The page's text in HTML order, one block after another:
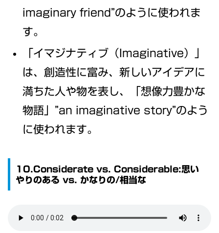
imaginary friend”のように使われま
す。
「イマジナティブ（Imaginative）」
は、創造性に富み、新しいアイデアに
満ちた人や物を表し、「想像力豊かな
物語」”an imaginative story”のよう
に使われます。
10.Considerate vs. Considerable:思い
やりのある vs. かなりの/相当な